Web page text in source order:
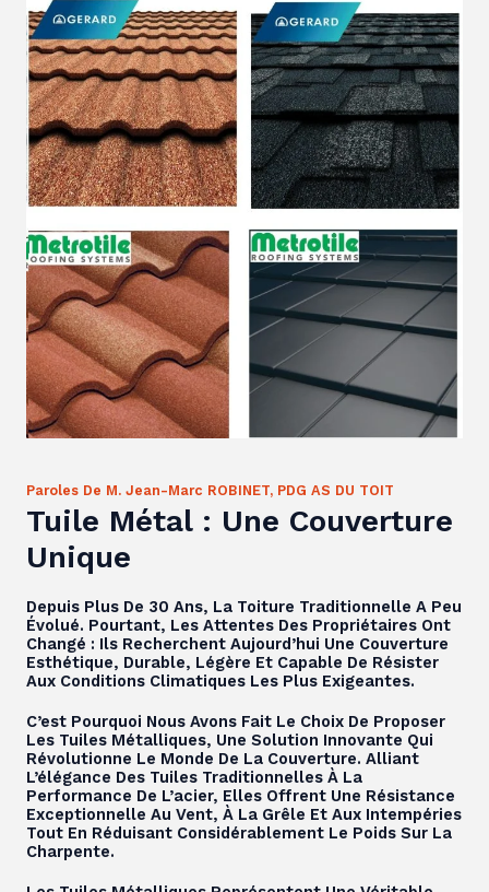
Paroles De M. Jean-Marc ROBINET, PDG AS DU TOIT
Tuile Métal : Une Couverture
Unique
Depuis Plus De 30 Ans, La Toiture Traditionnelle A Peu
Évolué. Pourtant, Les Attentes Des Propriétaires Ont
Changé : Ils Recherchent Aujourd’hui Une Couverture
Esthétique, Durable, Légère Et Capable De Résister
Aux Conditions Climatiques Les Plus Exigeantes.
C’est Pourquoi Nous Avons Fait Le Choix De Proposer
Les Tuiles Métalliques, Une Solution Innovante Qui
Révolutionne Le Monde De La Couverture. Alliant
L’élégance Des Tuiles Traditionnelles À La
Performance De L’acier, Elles Offrent Une Résistance
Exceptionnelle Au Vent, À La Grêle Et Aux Intempéries
Tout En Réduisant Considérablement Le Poids Sur La
Charpente.